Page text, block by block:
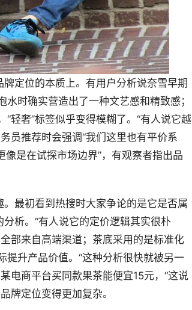
定位的本质上。有用户分析说奈雪早期
时确实营造出了一种文艺感和精致感；
轻奢”标签似乎变得模糊了。“有人说它越
员推荐时会强调“我们这里也有平价系
是在试探市场边界”，有观察者指出品
最初看到热搜时大家争论的是它是否属
析。“有人说它的定价逻辑其实很朴
部来自高端渠道；茶底采用的是标准化
升产品价值。“这种分析很快就被另一
电商平台买同款果茶能便宜15元，“这说
牌定位变得更加复杂。